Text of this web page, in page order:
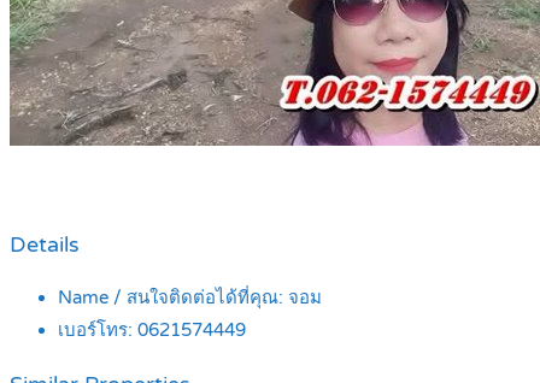
Details
Name / สนใจติดต่อได้ที่คุณ: จอม
เบอร์โทร: 0621574449